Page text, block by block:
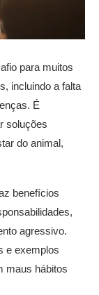
para muitos
incluindo a falta
É
soluções
do animal,
benefícios
agressivo.
e exemplos
maus hábitos